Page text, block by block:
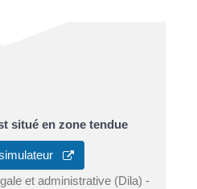
situé en zone tendue
et administrative (Dila) -